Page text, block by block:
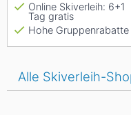
Online Skiverleih: 6+1
Tag gratis
Hohe Gruppenrabatte
Alle Skiverleih-